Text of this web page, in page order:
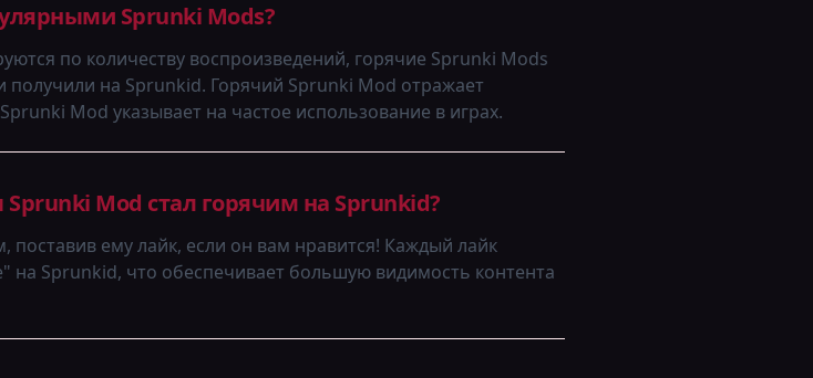
Sprunki Mods?
по количеству воспроизведений, горячие Sprunki Mods
на Sprunkid. Горячий Sprunki Mod отражает
Mod указывает на частое использование в играх.
Mod стал горячим на Sprunkid?
ему лайк, если он вам нравится! Каждый лайк
на Sprunkid, что обеспечивает большую видимость контента